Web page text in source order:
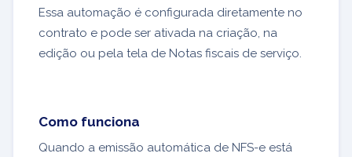
Essa automação é configurada diretamente no
contrato e pode ser ativada na criação, na
edição ou pela tela de Notas fiscais de serviço.
Como funciona
Quando a emissão automática de NFS-e está